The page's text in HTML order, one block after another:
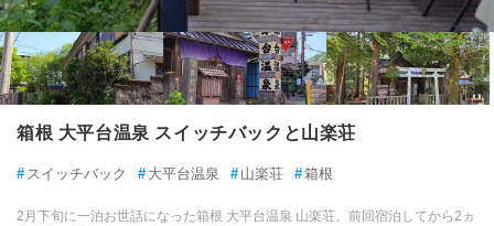
箱根 大平台温泉 スイッチバックと山楽荘
# スイッチバック # 大平台温泉 # 山楽荘 #箱根
2月下旬に一泊お世話になった箱根 大平台温泉 山楽荘。前回宿泊してから2ヵ